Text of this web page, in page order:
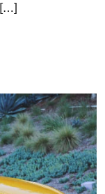
[…]